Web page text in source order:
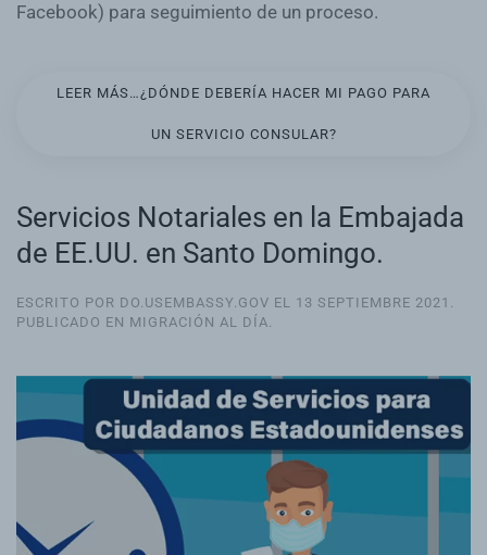
Facebook) para seguimiento de un proceso.
LEER MÁS…¿DÓNDE DEBERÍA HACER MI PAGO PARA
UN SERVICIO CONSULAR?
Servicios Notariales en la Embajada
de EE.UU. en Santo Domingo.
ESCRITO POR DO.USEMBASSY.GOV EL 13 SEPTIEMBRE 2021 .
PUBLICADO EN MIGRACIÓN AL DÍA.